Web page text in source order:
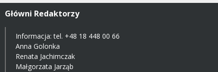
Główni Redaktorzy
Informacja: tel. +48 18 448 00 66
Anna Golonka
Renata Jachimczak
Małgorzata Jarząb